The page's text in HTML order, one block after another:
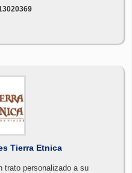
Tierra Etnica
trato personalizado a su